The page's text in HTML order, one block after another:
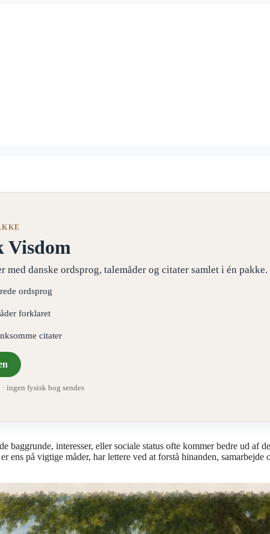
Visdom
med danske ordsprog, talemåder og citater samlet i én pakke.
ordsprog
forklaret
citater
ingen fysisk bog sendes
baggrunde, interesser, eller sociale status ofte kommer bedre ud af
ens på vigtige måder, har lettere ved at forstå hinanden, samarbejde